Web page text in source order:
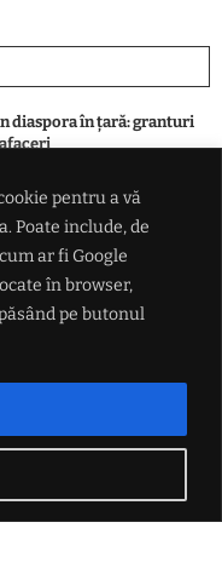
pentru a vă
Poate include, de
ar fi Google
în browser,
pe butonul
diaspora în țară: granturi
ce a căzut într-un șanț
războiului din
o comandă pentru
într-o curte. Dispăruse